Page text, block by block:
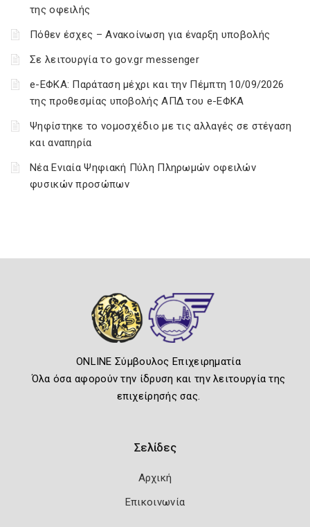
της οφειλής
Πόθεν έσχες – Ανακοίνωση για έναρξη υποβολής
Σε λειτουργία το gov.gr messenger
e-ΕΦΚΑ: Παράταση μέχρι και την Πέμπτη 10/09/2026
της προθεσμίας υποβολής ΑΠΔ του e-ΕΦΚΑ
Ψηφίστηκε το νομοσχέδιο με τις αλλαγές σε στέγαση
και αναπηρία
Νέα Ενιαία Ψηφιακή Πύλη Πληρωμών οφειλών
φυσικών προσώπων
ONLINE Σύμβουλος Επιχειρηματία
Όλα όσα αφορούν την ίδρυση και την λειτουργία της
επιχείρησής σας.
Σελίδες
Αρχική
Επικοινωνία